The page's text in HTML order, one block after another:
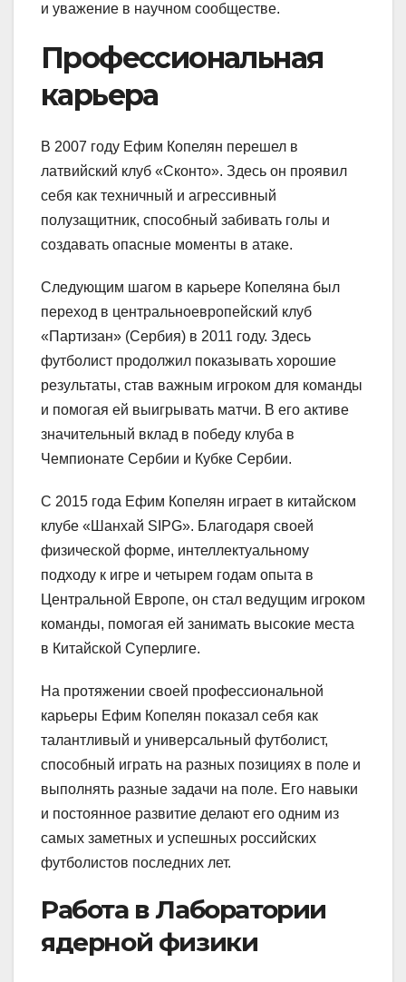
и уважение в научном сообществе.
Профессиональная
карьера
В 2007 году Ефим Копелян перешел в
латвийский клуб «Сконто». Здесь он проявил
себя как техничный и агрессивный
полузащитник, способный забивать голы и
создавать опасные моменты в атаке.
Следующим шагом в карьере Копеляна был
переход в центральноевропейский клуб
«Партизан» (Сербия) в 2011 году. Здесь
футболист продолжил показывать хорошие
результаты, став важным игроком для команды
и помогая ей выигрывать матчи. В его активе
значительный вклад в победу клуба в
Чемпионате Сербии и Кубке Сербии.
С 2015 года Ефим Копелян играет в китайском
клубе «Шанхай SIPG». Благодаря своей
физической форме, интеллектуальному
подходу к игре и четырем годам опыта в
Центральной Европе, он стал ведущим игроком
команды, помогая ей занимать высокие места
в Китайской Суперлиге.
На протяжении своей профессиональной
карьеры Ефим Копелян показал себя как
талантливый и универсальный футболист,
способный играть на разных позициях в поле и
выполнять разные задачи на поле. Его навыки
и постоянное развитие делают его одним из
самых заметных и успешных российских
футболистов последних лет.
Работа в Лаборатории
ядерной физики